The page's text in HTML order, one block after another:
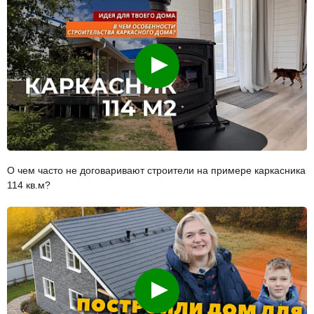
Смотреть
О чем часто не договаривают строители на примере каркасника
114 кв.м?
Смотреть